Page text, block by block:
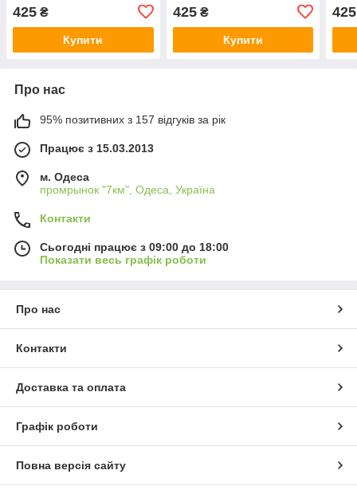
425 ₴
Купити
425₴
Купити
425
Про нас
95% позитивних з 157 відгуків за рік
Працює з 15.03.2013
м. Одеса
промрынок "7км", Одеса, Україна
Контакти
Сьогодні працює з 09:00 до 18:00
Показати весь графік роботи
Про нас
Контакти
Доставка та оплата
Графік роботи
Повна версія сайту